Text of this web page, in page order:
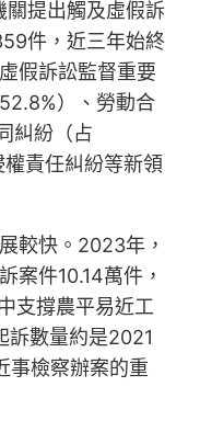
提出觸及虛假訴
件，近三年始終
假訴訟監督重要
）、勞動合
糾紛（占
責任糾紛等新領
較快。2023年，
案件10.14萬件，
支撐農平易近工
數量約是2021
事檢察辦案的重